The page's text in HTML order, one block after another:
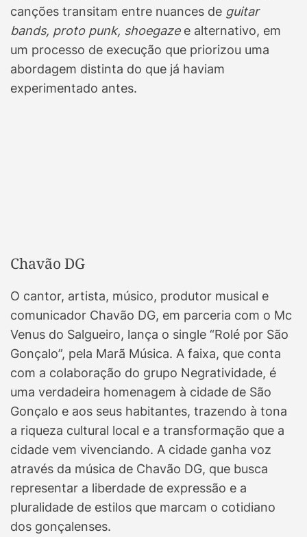
canções transitam entre nuances de guitar
bands, proto punk, shoegazee alternativo, em
um processo de execução que priorizou uma
abordagem distinta do que já haviam
experimentado antes.
Chavão DG
O cantor, artista, músico, produtor musical e
comunicador Chavão DG, em parceria com o Mc
Venus do Salgueiro, lança o single “Rolé por São
Gonçalo”, pela Marã Música. A faixa, que conta
com a colaboração do grupo Negratividade, é
uma verdadeira homenagem à cidade de São
Gonçalo e aos seus habitantes, trazendo à tona
a riqueza cultural local e a transformação que a
cidade vem vivenciando. A cidade ganha voz
através da música de Chavão DG, que busca
representar a liberdade de expressão e a
pluralidade de estilos que marcam o cotidiano
dos gonçalenses.